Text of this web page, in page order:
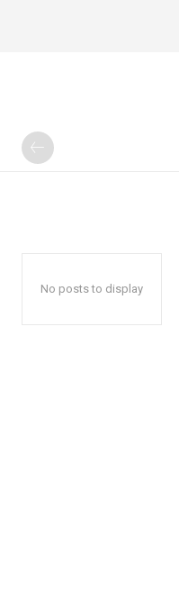
No posts to display